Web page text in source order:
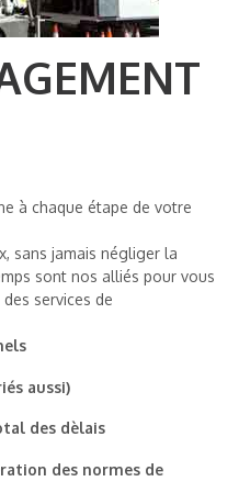
à chaque étape de votre
sans jamais négliger la
sont nos alliés pour vous
services de
aussi)
des dèlais
des normes de